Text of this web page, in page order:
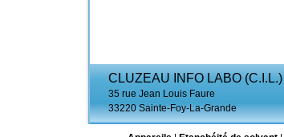
CLUZEAU INFO LABO (C.I.L.)
35 rue Jean Louis Faure
33220 Sainte-Foy-La-Grande